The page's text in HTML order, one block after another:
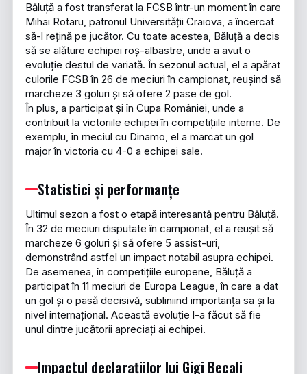
Băluță a fost transferat la FCSB într-un moment în care
Mihai Rotaru, patronul Universității Craiova, a încercat
să-l rețină pe jucător. Cu toate acestea, Băluță a decis
să se alăture echipei roș-albastre, unde a avut o
evoluție destul de variată. În sezonul actual, el a apărat
culorile FCSB în 26 de meciuri în campionat, reușind să
marcheze 3 goluri și să ofere 2 pase de gol.
În plus, a participat și în Cupa României, unde a
contribuit la victoriile echipei în competițiile interne. De
exemplu, în meciul cu Dinamo, el a marcat un gol
major în victoria cu 4-0 a echipei sale.
Statistici și performanțe
Ultimul sezon a fost o etapă interesantă pentru Băluță.
În 32 de meciuri disputate în campionat, el a reușit să
marcheze 6 goluri și să ofere 5 assist-uri,
demonstrând astfel un impact notabil asupra echipei.
De asemenea, în competițiile europene, Băluță a
participat în 11 meciuri de Europa League, în care a dat
un gol și o pasă decisivă, subliniind importanța sa și la
nivel internațional. Această evoluție l-a făcut să fie
unul dintre jucătorii apreciați ai echipei.
Impactul declarațiilor lui Gigi Becali